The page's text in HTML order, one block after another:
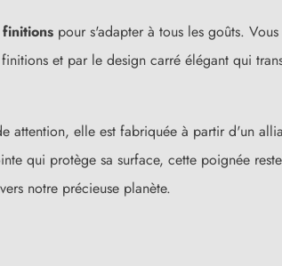
pour s'adapter à tous les goûts.
et par le design carré élégant qui
attention, elle est fabriquée à partir d'un
qui protège sa surface, cette poignée
notre précieuse planète.